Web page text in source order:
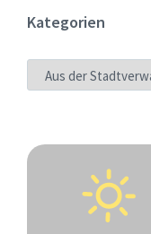
Kategorien
KATEGORIEN